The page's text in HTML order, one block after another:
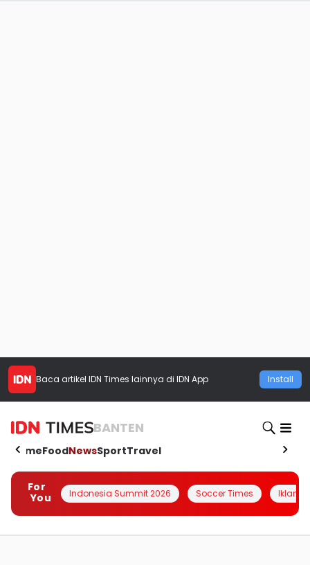
Baca artikel IDN Times lainnya di IDN App Install
BANTEN
HomeFoodNewsSportTravel
For
You
Indonesia Summit 2026 Soccer Times Iklanin